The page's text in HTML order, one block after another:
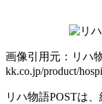
画像引用元：リハ
kk.co.jp/product/
リハ物語POSTは